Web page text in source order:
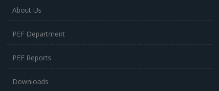
About Us
PEF Department
PEF Reports
Downloads